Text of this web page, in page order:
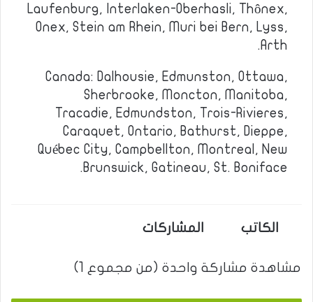
Laufenburg, Interlaken-Oberhasli, Thônex,
Onex, Stein am Rhein, Muri bei Bern, Lyss,
Arth.
Canada: Dalhousie, Edmunston, Ottawa,
Sherbrooke, Moncton, Manitoba,
Tracadie, Edmundston, Trois-Rivieres,
Caraquet, Ontario, Bathurst, Dieppe,
Québec City, Campbellton, Montreal, New
Brunswick, Gatineau, St. Boniface.
الكاتب المشاركات
مشاهدة مشاركة واحدة (من مجموع 1)